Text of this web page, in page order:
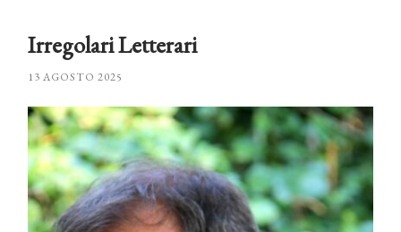
Irregolari Letterari
13 AGOSTO 2025